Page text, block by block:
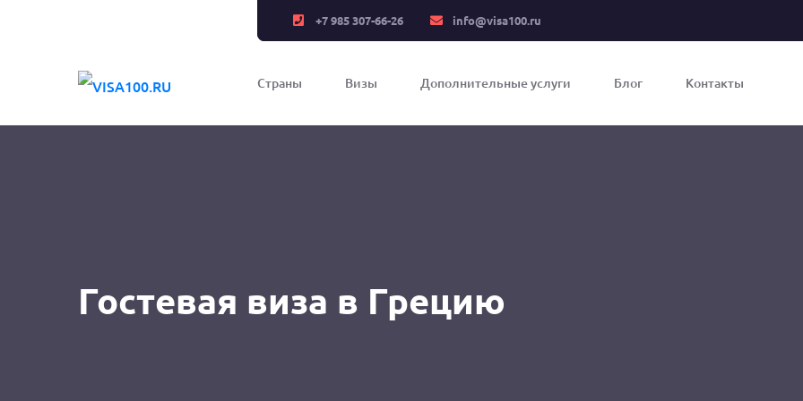
+7 985 307-66-26 info@visa100.ru
Страны Визы Дополнительные услуги Блог Контакты
Гостевая виза в Грецию